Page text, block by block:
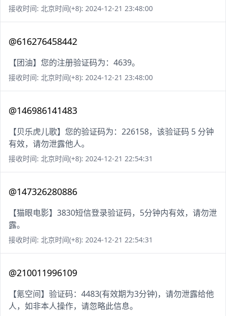
接收时间: 北京时间(+8): 2024-12-21 23:48:00
@616276458442
【团油】您的注册验证码为：4639。
接收时间: 北京时间(+8): 2024-12-21 23:48:00
@146986141483
【贝乐虎儿歌】您的验证码为：226158，该验证码 5 分钟
有效，请勿泄露他人。
接收时间: 北京时间(+8): 2024-12-21 22:54:31
@147326280886
【猫眼电影】3830短信登录验证码，5分钟内有效，请勿泄
露。
接收时间: 北京时间(+8): 2024-12-21 22:54:31
@210011996109
【氪空间】验证码：4483(有效期为3分钟)，请勿泄露给他
人，如非本人操作，请忽略此信息。